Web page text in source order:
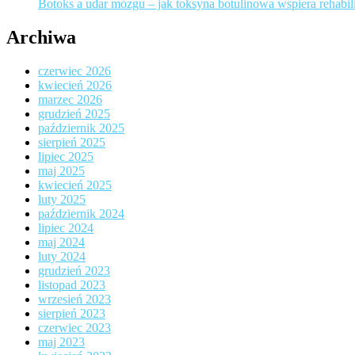
Botoks a udar mózgu – jak toksyna botulinowa wspiera
Archiwa
czerwiec 2026
kwiecień 2026
marzec 2026
grudzień 2025
październik 2025
sierpień 2025
lipiec 2025
maj 2025
kwiecień 2025
luty 2025
październik 2024
lipiec 2024
maj 2024
luty 2024
grudzień 2023
listopad 2023
wrzesień 2023
sierpień 2023
czerwiec 2023
maj 2023